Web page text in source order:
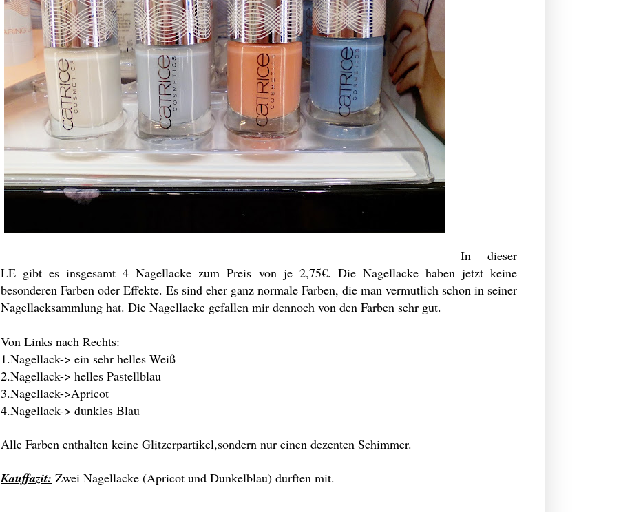
In dieser
LE gibt es insgesamt 4 Nagellacke zum Preis von je 2,75€. Die Nagellacke haben jetzt keine
besonderen Farben oder Effekte. Es sind eher ganz normale Farben, die man vermutlich schon in seiner
Nagellacksammlung hat. Die Nagellacke gefallen mir dennoch von den Farben sehr gut.
Von Links nach Rechts:
1.Nagellack-> ein sehr helles Weiß
2.Nagellack-> helles Pastellblau
3.Nagellack->Apricot
4.Nagellack-> dunkles Blau
Alle Farben enthalten keine Glitzerpartikel,sondern nur einen dezenten Schimmer.
Kauffazit: Zwei Nagellacke (Apricot und Dunkelblau) durften mit.